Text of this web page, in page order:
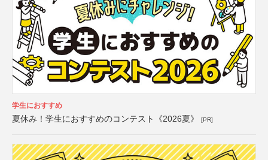
学生におすすめ
夏休み！学生におすすめのコンテスト《2026夏》 [PR]